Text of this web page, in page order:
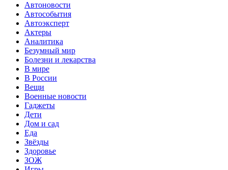
Автоновости
Автособытия
Автоэксперт
Актеры
Аналитика
Безумный мир
Болезни и лекарства
В мире
В России
Вещи
Военные новости
Гаджеты
Дети
Дом и сад
Еда
Звёзды
Здоровье
ЗОЖ